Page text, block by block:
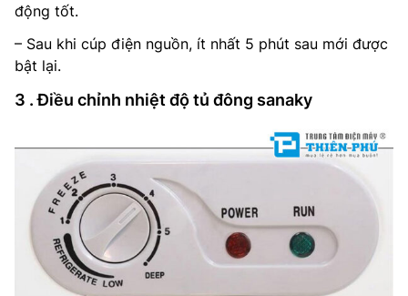
động tốt.
– Sau khi cúp điện nguồn, ít nhất 5 phút sau mới được
bật lại.
3 . Điều chỉnh nhiệt độ tủ đông sanaky